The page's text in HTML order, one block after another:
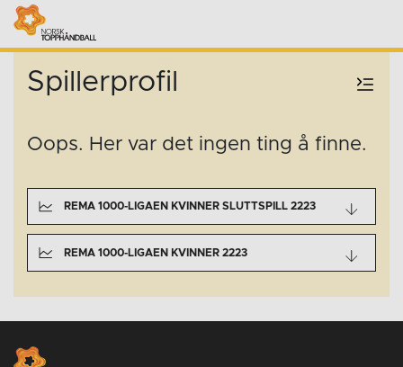
Spillerprofil
Oops. Her var det ingen ting å finne.
REMA 1000-LIGAEN KVINNER SLUTTSPILL 2223
REMA 1000-LIGAEN KVINNER 2223